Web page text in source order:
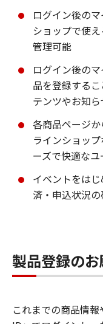
ログイン後の
ショップで使
管理可能
ログイン後の
品を登録する
テンツやお知
各商品ページ
ラインショッ
ーズで快適な
イベントをは
済・申込状況
製品登録の
これまでの商品情